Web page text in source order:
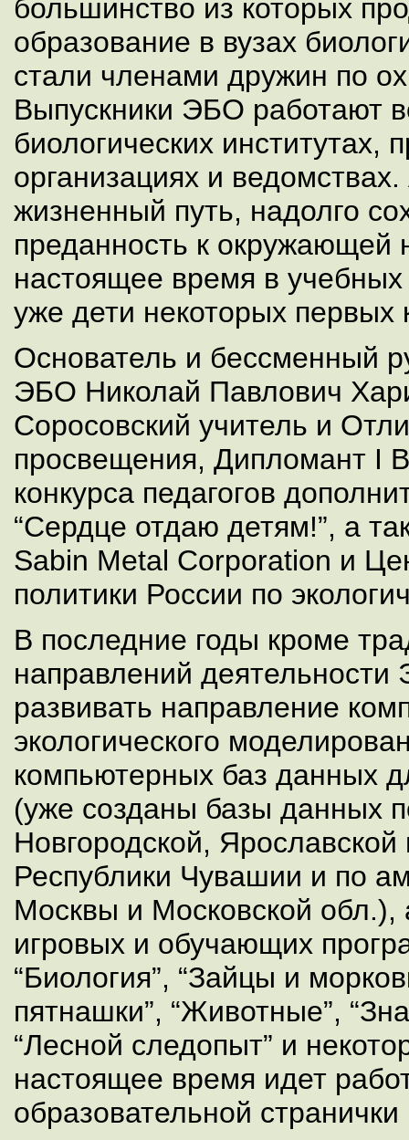
большинство из которых
образование в вузах
стали членами дружин по
Выпускники ЭБО работают
биологических институтах,
организациях и
жизненный путь, надолго
преданность к окружающей
настоящее время в учебных
уже дети некоторых первых
Основатель и бессменный
ЭБО Николай Павлович
Соросовский учитель и
просвещения, Дипломант I
конкурса педагогов
“Сердце отдаю детям!”, а
Sabin Metal Corporation и
политики России по
В последние годы кроме
направлений
развивать направление
экологического
компьютерных баз данных
(уже созданы базы данных
Новгородской,
Республики Чувашии и по
Москвы и Московской обл.),
игровых и обучающих
“Биология”, “Зайцы и
пятнашки”, “Животные”,
“Лесной следопыт” и
настоящее время идет
образовательной